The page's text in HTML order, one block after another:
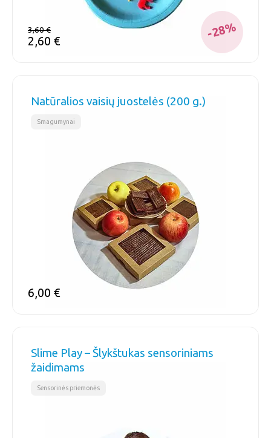
3,60€
2,60 €
-28%
Natūralios vaisių juostelės (200 g.)
Smagumynai
6,00 €
Slime Play – Šlykštukas sensoriniams
žaidimams
Sensorinės priemonės